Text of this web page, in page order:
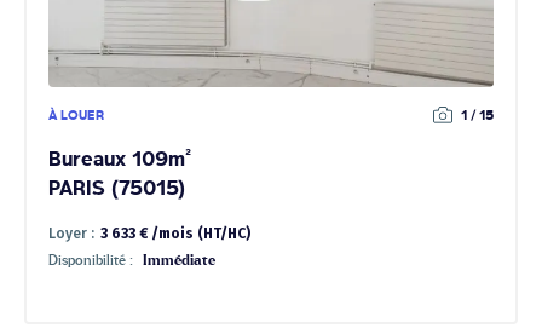
À LOUER 1 / 15
Bureaux 109m²
PARIS (75015)
Loyer : 3 633 € /mois (HT/HC)
Disponibilité : Immédiate